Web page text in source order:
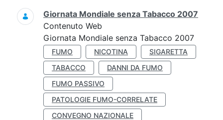
Giornata Mondiale senza Tabacco 2007
Contenuto Web
Giornata Mondiale senza Tabacco 2007
FUMO NICOTINA
SIGARETTA
TABACCO
DANNI DA FUMO
FUMO PASSIVO
PATOLOGIE FUMO-CORRELATE
CONVEGNO NAZIONALE